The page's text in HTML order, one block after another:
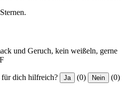
und Geruch, kein weißeln, gerne
für dich hilfreich? Ja (0) Nein (0)